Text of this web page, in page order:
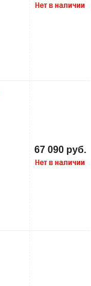
67 090 руб.